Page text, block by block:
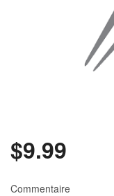
$9.99
Commentaire